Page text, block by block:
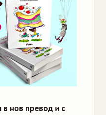
нов превод и с